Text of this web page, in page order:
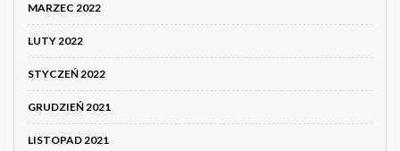
MARZEC 2022
LUTY 2022
STYCZEŃ 2022
GRUDZIEŃ 2021
LISTOPAD 2021